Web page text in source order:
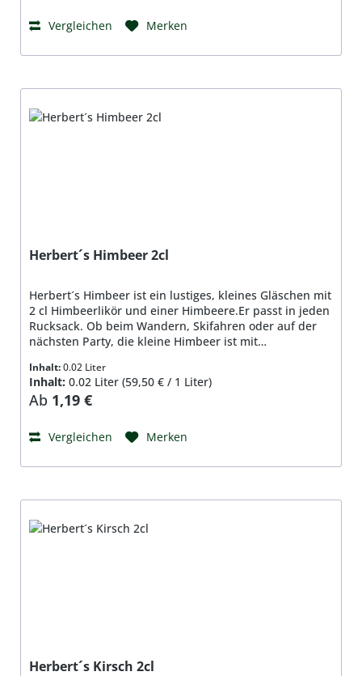
Vergleichen Merken
Herbert´s Himbeer 2cl
Herbert´s Himbeer ist ein lustiges, kleines Gläschen mit
2 cl Himbeerlikör und einer Himbeere.Er passt in jeden
Rucksack. Ob beim Wandern, Skifahren oder auf der
nächsten Party, die kleine Himbeer ist mit
Himbeere Inhalt: 2 cl, 16% Vol.
Inhalt:0.02 Liter
Inhalt: 0.02 Liter (59,50 € / 1 Liter)
Regulärer Preis:
Ab 1,19 €
Vergleichen Merken
Herbert´s Kirsch 2cl